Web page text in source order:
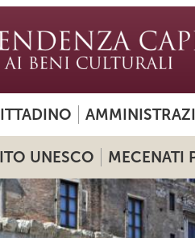
UNESCO MECENATI